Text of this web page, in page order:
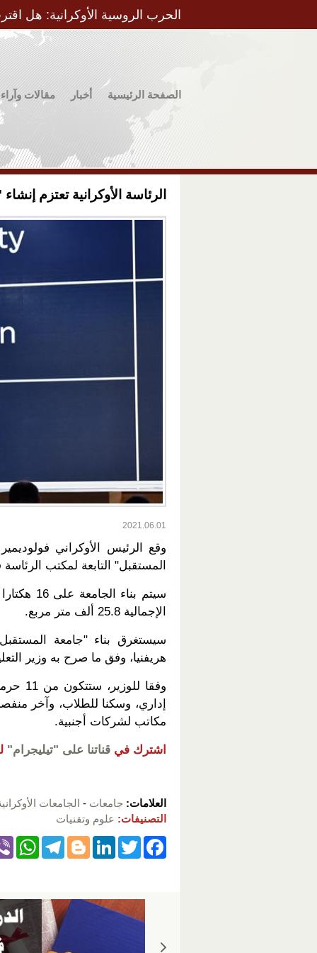
الحرب الروسية الأوكرانية: هل
الصفحة الرئيسية أخبار مقالات وآراء
الرئاسة الأوكرانية تعتزم
2021.06.01
وقع الرئيس الأوكراني
المستقبل" التابعة لمكتب الرئاسة
سيتم
الإجمالية 25.8 ألف متر مربع.
هريفنيا، وفق ما صرح به وزير
إداري، وسكنا للطلاب، وآخر
مكاتب لشركات أجنبية.
اشترك في قناتنا على "تيليجرام"
العلامات: جامعات - الجامعات
التصنيفات: علوم وتقنيات
F
e
T
er
Li
Bl
g
er
T
gr
s
A